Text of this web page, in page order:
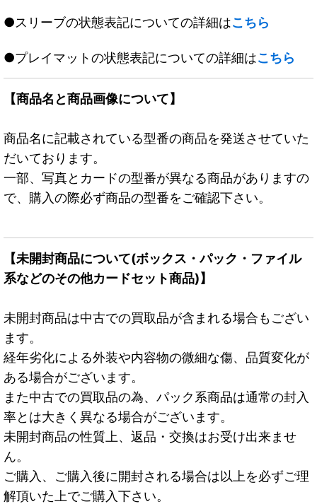
●スリーブの状態表記についての詳細はこちら
●プレイマットの状態表記についての詳細はこちら
【商品名と商品画像について】
商品名に記載されている型番の商品を発送させていた
だいております。
一部、写真とカードの型番が異なる商品がありますの
で、購入の際必ず商品の型番をご確認下さい。
【未開封商品について(ボックス・パック・ファイル
系などのその他カードセット商品)】
未開封商品は中古での買取品が含まれる場合もござい
ます。
経年劣化による外装や内容物の微細な傷、品質変化が
ある場合がございます。
また中古での買取品の為、パック系商品は通常の封入
率とは大きく異なる場合がございます。
未開封商品の性質上、返品・交換はお受け出来ませ
ん。
ご購入、ご購入後に開封される場合は以上を必ずご理
解頂いた上でご購入下さい。